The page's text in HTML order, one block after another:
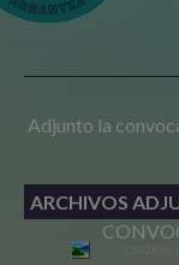
Adjunto la
ARCHIVOS